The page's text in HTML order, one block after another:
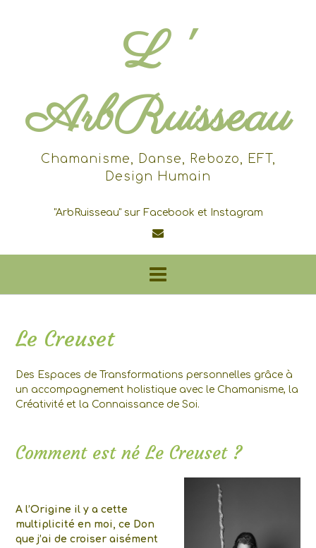
L '
ArbRuisseau
Chamanisme, Danse, Rebozo, EFT,
Design Humain
"ArbRuisseau" sur Facebook et Instagram
Le Creuset
Des Espaces de Transformations personnelles grâce à
un accompagnement holistique avec le Chamanisme, la
Créativité et la Connaissance de Soi.
Comment est né Le Creuset ?
A l’Origine il y a cette
multiplicité en moi, ce Don
que j’ai de croiser aisément